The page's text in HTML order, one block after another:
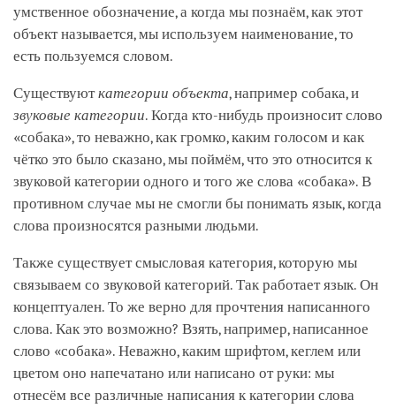
умственное обозначение, а когда мы познаём, как этот
объект называется, мы используем наименование, то
есть пользуемся словом.
Существуюткатегории объекта, например собака, и
звуковые категории. Когда кто-нибудь произносит слово
«собака», то неважно, как громко, каким голосом и как
чётко это было сказано, мы поймём, что это относится к
звуковой категории одного и того же слова «собака». В
противном случае мы не смогли бы понимать язык, когда
слова произносятся разными людьми.
Также существует смысловая категория, которую мы
связываем со звуковой категорий. Так работает язык. Он
концептуален. То же верно для прочтения написанного
слова. Как это возможно? Взять, например, написанное
слово «собака». Неважно, каким шрифтом, кеглем или
цветом оно напечатано или написано от руки: мы
отнесём все различные написания к категории слова